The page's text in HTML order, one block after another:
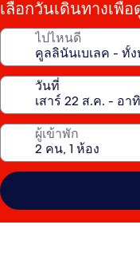
เลือกวันเดินทางเพื่อ
ไปไหนดี
วันที่
ผู้เข้าพัก